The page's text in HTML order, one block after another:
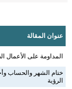
عنوان المقالة
المداومة على الأعمال
ختام الشهر والحساب
الرؤية